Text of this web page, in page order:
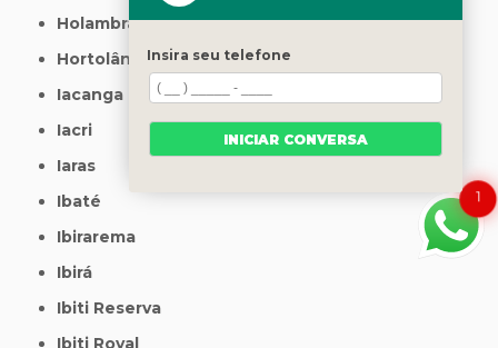
Holambra
Hortolândia
Iacanga
Iacri
Iaras
Ibaté
Ibirarema
Ibirá
Ibiti Reserva
Ibiti Royal
1
Insira seu telefone
INICIAR CONVERSA